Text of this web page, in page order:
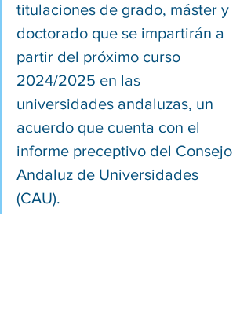
titulaciones de grado, máster y
doctorado que se impartirán a
partir del próximo curso
2024/2025 en las
universidades andaluzas, un
acuerdo que cuenta con el
informe preceptivo del Consejo
Andaluz de Universidades
(CAU).